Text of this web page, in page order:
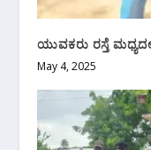
ಯುವಕರು ರಸ್ತೆ
May 4, 2025